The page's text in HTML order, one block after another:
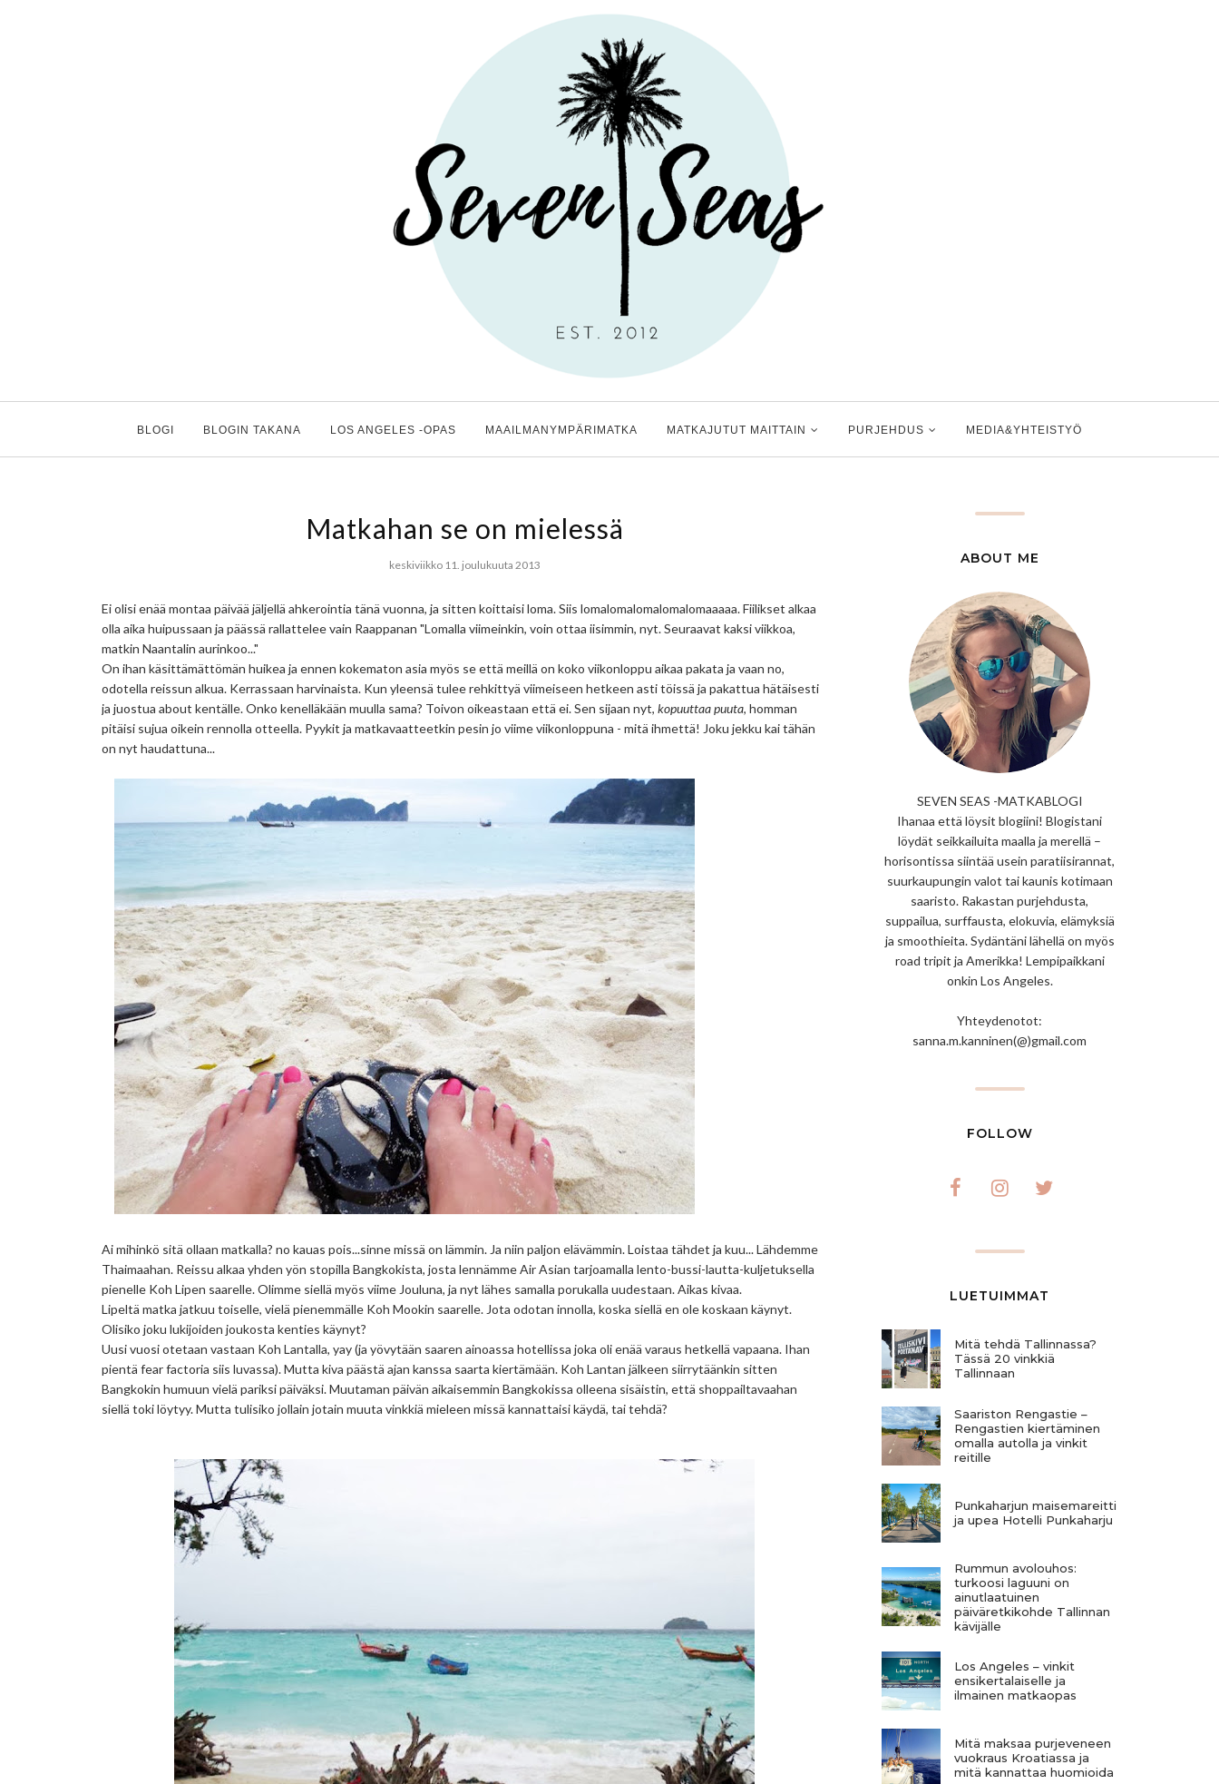
BLOGI BLOGIN TAKANA LOS ANGELES -OPAS MAAILMANYMPÄRIMATKA MATKAJUTUT MAITTAIN PURJEHDUS MEDIA&YHTEISTYÖ
Matkahan se on mielessä
keskiviikko 11. joulukuuta 2013
Ei olisi enää montaa päivää jäljellä ahkerointia tänä vuonna, ja sitten koittaisi loma. Siis lomalomalomalomalomaaaaa. Fiilikset alkaa
olla aika huipussaan ja päässä rallattelee vain Raappanan "Lomalla viimeinkin, voin ottaa iisimmin, nyt. Seuraavat kaksi viikkoa,
matkin Naantalin aurinkoo..."
On ihan käsittämättömän huikea ja ennen kokematon asia myös se että meillä on koko viikonloppu aikaa pakata ja vaan no,
odotella reissun alkua. Kerrassaan harvinaista. Kun yleensä tulee rehkittyä viimeiseen hetkeen asti töissä ja pakattua hätäisesti
ja juostua about kentälle. Onko kenelläkään muulla sama? Toivon oikeastaan että ei. Sen sijaan nyt, kopuuttaa puuta, homman
pitäisi sujua oikein rennolla otteella. Pyykit ja matkavaatteetkin pesin jo viime viikonloppuna - mitä ihmettä! Joku jekku kai tähän
on nyt haudattuna...
Ai mihinkö sitä ollaan matkalla? no kauas pois...sinne missä on lämmin. Ja niin paljon elävämmin. Loistaa tähdet ja kuu... Lähdemme
Thaimaahan. Reissu alkaa yhden yön stopilla Bangkokista, josta lennämme Air Asian tarjoamalla lento-bussi-lautta-kuljetuksella
pienelle Koh Lipen saarelle. Olimme siellä myös viime Jouluna, ja nyt lähes samalla porukalla uudestaan. Aikas kivaa.
Lipeltä matka jatkuu toiselle, vielä pienemmälle Koh Mookin saarelle. Jota odotan innolla, koska siellä en ole koskaan käynyt.
Olisiko joku lukijoiden joukosta kenties käynyt?
Uusi vuosi otetaan vastaan Koh Lantalla, yay (ja yövytään saaren ainoassa hotellissa joka oli enää varaus hetkellä vapaana. Ihan
pientä fear factoria siis luvassa). Mutta kiva päästä ajan kanssa saarta kiertämään. Koh Lantan jälkeen siirrytäänkin sitten
Bangkokin humuun vielä pariksi päiväksi. Muutaman päivän aikaisemmin Bangkokissa olleena sisäistin, että shoppailtavaahan
siellä toki löytyy. Mutta tulisiko jollain jotain muuta vinkkiä mieleen missä kannattaisi käydä, tai tehdä?
ABOUT ME
SEVEN SEAS -MATKABLOGI
Ihanaa että löysit blogiini! Blogistani
löydät seikkailuita maalla ja merellä –
horisontissa siintää usein paratiisirannat,
suurkaupungin valot tai kaunis kotimaan
saaristo. Rakastan purjehdusta,
suppailua, surffausta, elokuvia, elämyksiä
ja smoothieita. Sydäntäni lähellä on myös
road tripit ja Amerikka! Lempipaikkani
onkin Los Angeles.
Yhteydenotot:
sanna.m.kanninen(@)gmail.com
FOLLOW
LUETUIMMAT
Mitä tehdä Tallinnassa?
Tässä 20 vinkkiä
Tallinnaan
Saariston Rengastie –
Rengastien kiertäminen
omalla autolla ja vinkit
reitille
Punkaharjun maisemareitti
ja upea Hotelli Punkaharju
Rummun avolouhos:
turkoosi laguuni on
ainutlaatuinen
päiväretkikohde Tallinnan
kävijälle
Los Angeles – vinkit
ensikertalaiselle ja
ilmainen matkaopas
Mitä maksaa purjeveneen
vuokraus Kroatiassa ja
mitä kannattaa huomioida